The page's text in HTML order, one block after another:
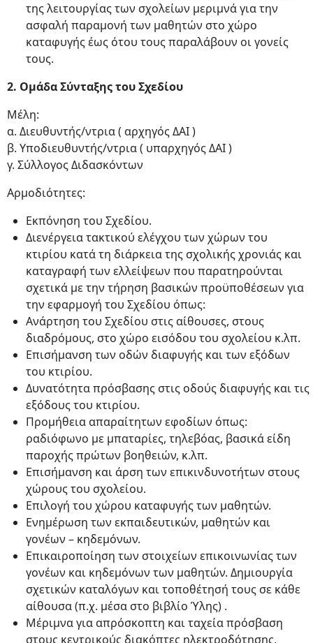
της λειτουργίας των σχολείων μεριμνά για την
ασφαλή παραμονή των μαθητών στο χώρο
καταφυγής έως ότου τους παραλάβουν οι γονείς
τους.
2. Ομάδα Σύνταξης του Σχεδίου
Μέλη:
α. Διευθυντής/ντρια ( αρχηγός ΔΑΙ )
β. Υποδιευθυντής/ντρια ( υπαρχηγός ΔΑΙ )
γ. Σύλλογος Διδασκόντων
Αρμοδιότητες:
Εκπόνηση του Σχεδίου.
Διενέργεια τακτικού ελέγχου των χώρων του
κτιρίου κατά τη διάρκεια της σχολικής χρονιάς και
καταγραφή των ελλείψεων που παρατηρούνται
σχετικά με την τήρηση βασικών προϋποθέσεων για
την εφαρμογή του Σχεδίου όπως:
Ανάρτηση του Σχεδίου στις αίθουσες, στους
διαδρόμους, στο χώρο εισόδου του σχολείου κ.λπ.
Επισήμανση των οδών διαφυγής και των εξόδων
του κτιρίου.
Δυνατότητα πρόσβασης στις οδούς διαφυγής και τις
εξόδους του κτιρίου.
Προμήθεια απαραίτητων εφοδίων όπως:
ραδιόφωνο με μπαταρίες, τηλεβόας, βασικά είδη
παροχής πρώτων βοηθειών, κ.λπ.
Επισήμανση και άρση των επικινδυνοτήτων στους
χώρους του σχολείου.
Επιλογή του χώρου καταφυγής των μαθητών.
Ενημέρωση των εκπαιδευτικών, μαθητών και
γονέων – κηδεμόνων.
Επικαιροποίηση των στοιχείων επικοινωνίας των
γονέων και κηδεμόνων των μαθητών. Δημιουργία
σχετικών καταλόγων και τοποθέτησή τους σε κάθε
αίθουσα (π.χ. μέσα στο βιβλίο Ύλης) .
Μέριμνα για απρόσκοπτη και ταχεία πρόσβαση
στους κεντρικούς διακόπτες ηλεκτροδότησης,